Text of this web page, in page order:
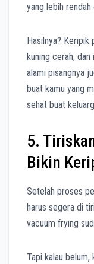
yang lebih
Hasilnya? Keripik
kuning cerah,
alami pisangnya
buat kamu yang
sehat buat
5.
Bikin
Setelah proses
harus segera di
vacuum frying
Tapi kalau belum,